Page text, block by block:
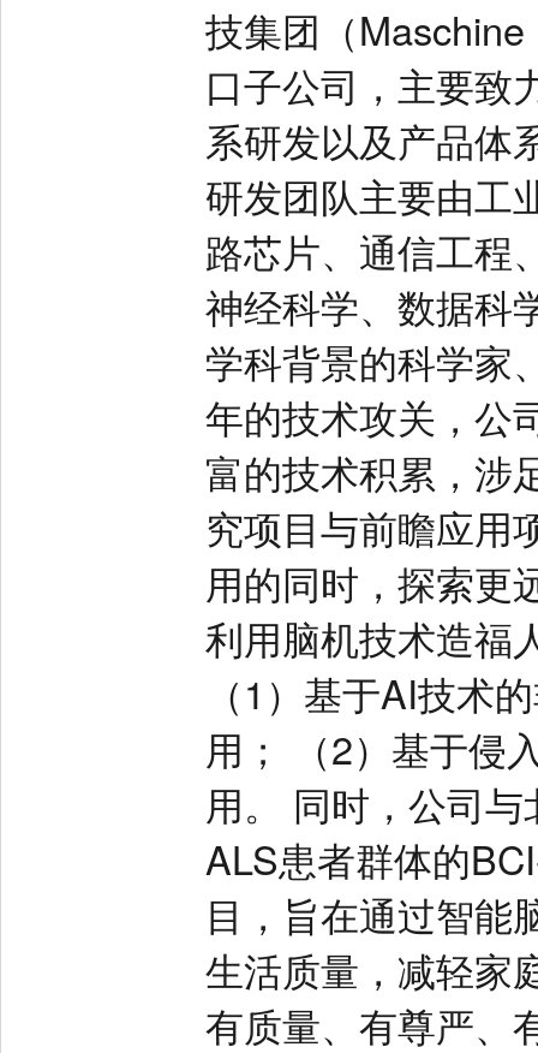
技集团（
口子公司，主要致
系研发以及产品体
研发团队主要由工
路芯片、通信工程
神经科学、数据科
学科背景的科学家
年的技术攻关，公
富的技术积累，涉
究项目与前瞻应用
用的同时，探索更
利用脑机技术造福
（1）基于AI技术
用； （2）基于侵
用。 同时，公司
ALS患者群体的
目，旨在通过智能
生活质量，减轻家
有质量、有尊严、